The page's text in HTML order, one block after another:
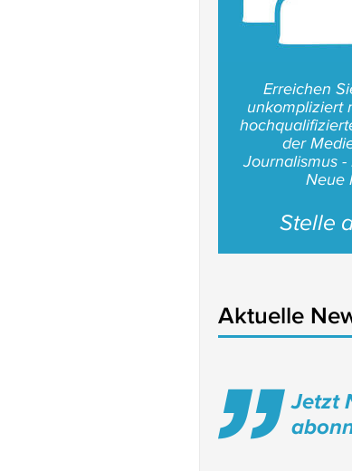
Erreichen
unkompliziert
der
Journalismus -
Neue
Stelle
Aktuelle
Jetzt